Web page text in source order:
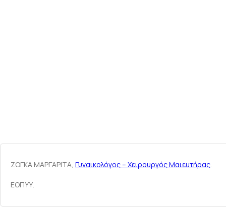
ΖΟΓΚΑ ΜΑΡΓΑΡΙΤΑ, Γυναικολόγος – Χειρουργός Μαιευτήρας.
ΕΟΠΥΥ.